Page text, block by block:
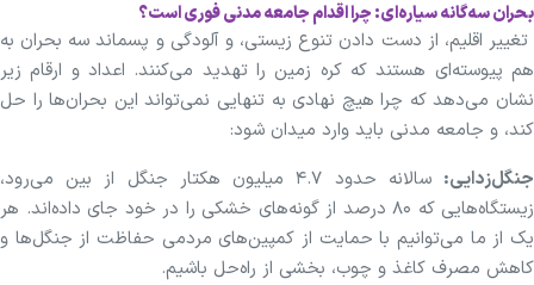
بحران سه‌گانه سیاره‌ای: چرا اقدام جامعه مدنی فوری است؟
تغییر اقلیم، از دست دادن تنوع زیستی، و آلودگی و پسماند سه بحران به
هم پیوسته‌ای هستند که کره زمین را تهدید می‌کنند. اعداد و ارقام زیر
نشان می‌دهد که چرا هیچ نهادی به تنهایی نمی‌تواند این بحران‌ها را حل
کند، و جامعه مدنی باید وارد میدان شود:
جنگل‌زدایی:
سالانه حدود ۴.۷ میلیون هکتار جنگل از بین می‌رود،
زیستگاه‌هایی که ۸۰ درصد از گونه‌های خشکی را در خود جای داده‌اند. هر
یک از ما می‌توانیم با حمایت از کمپین‌های مردمی حفاظت از جنگل‌ها و
کاهش مصرف کاغذ و چوب، بخشی از راه‌حل باشیم.